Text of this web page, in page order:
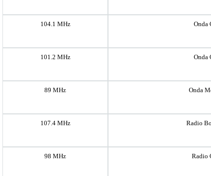
104.1 MHz Onda
101.2 MHz Onda
89 MHz Onda
107.4 MHz Radio
98 MHz Radio